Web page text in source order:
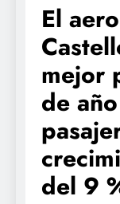
El
mejor
de
del 9